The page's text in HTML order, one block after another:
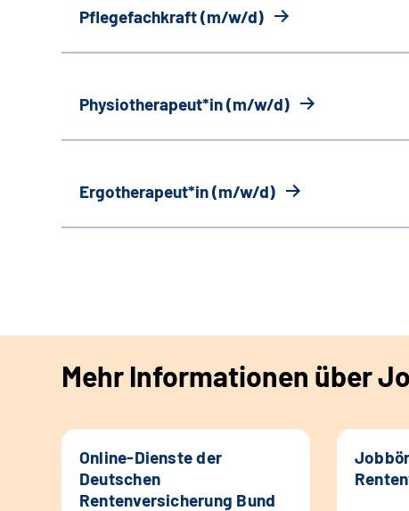
Pflegefachkraft (m/w/d)
Physiotherapeut*in (m/w/d)
Ergotherapeut*in (m/w/d)
Mehr Informationen über
Online-Dienste der
Deutschen
Rentenversicherung Bund